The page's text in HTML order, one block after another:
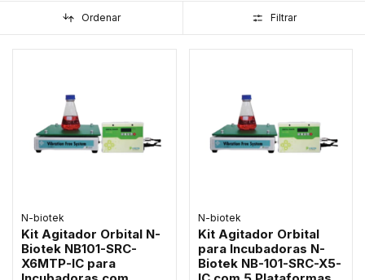
Ordenar Filtrar
N-biotek
Kit Agitador Orbital N-
Biotek NB101-SRC-
X6MTP-IC para
N-biotek
Kit Agitador Orbital
para Incubadoras N-
Biotek NB-101-SRC-X5-